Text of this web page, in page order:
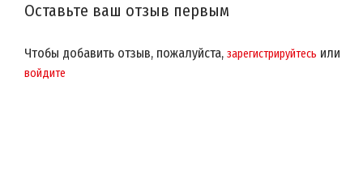
Оставьте ваш отзыв первым
Чтобы добавить отзыв, пожалуйста, зарегистрируйтесь или
войдите